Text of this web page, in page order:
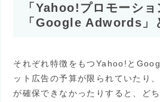
「Yahoo!プロモーショ
「Google Adwords」
それぞれ特徴をもつYahoo!と
ット広告の予算が限られていたり
が確保できなかったりすると、ど